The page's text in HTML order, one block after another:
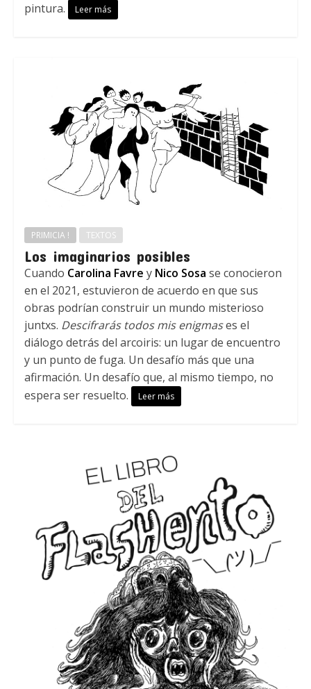
pintura.
Leer más
PRIMICIA ! TEXTOS
Los imaginarios posibles
Cuando Carolina Favre y Nico Sosa se conocieron
en el 2021, estuvieron de acuerdo en que sus
obras podrían construir un mundo misterioso
juntxs. Descifrarás todos mis enigmases el
diálogo detrás del arcoiris: un lugar de encuentro
y un punto de fuga. Un desafío más que una
afirmación. Un desafío que, al mismo tiempo, no
espera ser resuelto.
Leer más